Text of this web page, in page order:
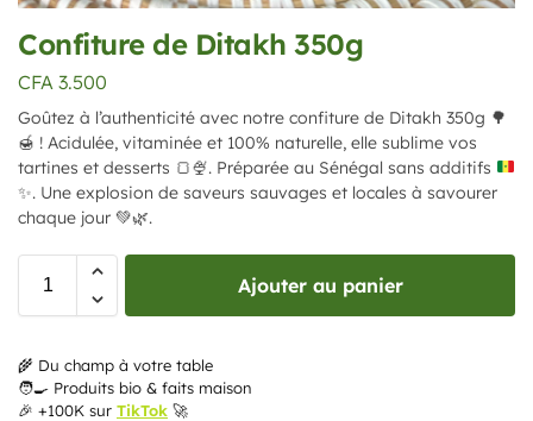
Confiture de Ditakh 350g
CFA 3.500
Goûtez à l’authenticité avec notre confiture de Ditakh 350g 🌳
🍯 ! Acidulée, vitaminée et 100% naturelle, elle sublime vos
tartines et desserts 🍞🍨. Préparée au Sénégal sans additifs
✨. Une explosion de saveurs sauvages et locales à savourer
chaque jour 💚🌿.
Ajouter au panier
🌾 Du champ à votre table
🧑‍🍳 Produits bio & faits maison
🎉 +100K sur TikTok 🚀